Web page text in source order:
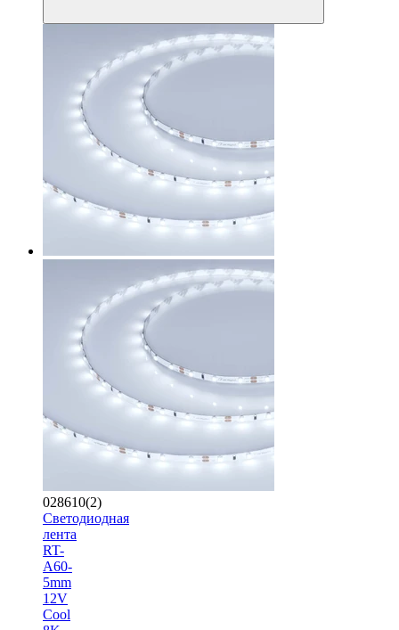
028610(2)
Светодиодная
лента
RT-
A60-
5mm
12V
Cool